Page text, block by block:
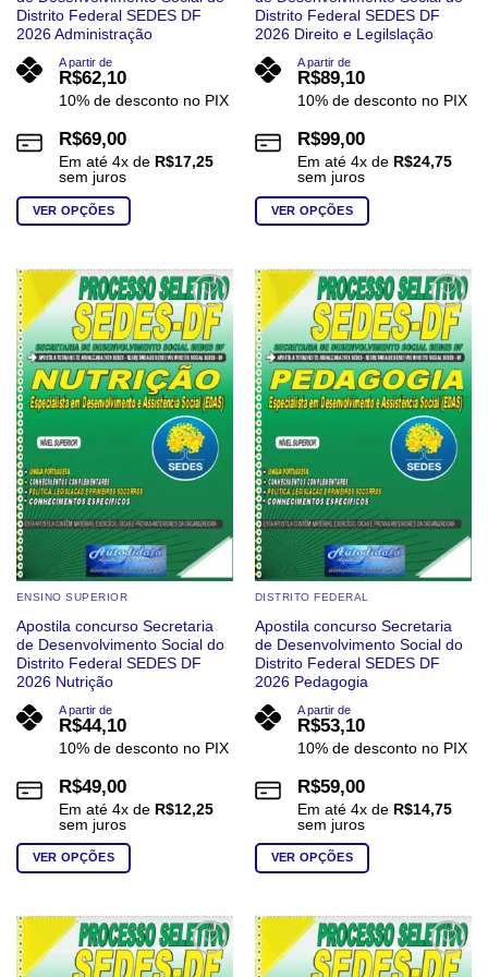
Distrito Federal SEDES DF
2026 Administração
A partir de
R$62,10
10% de desconto no PIX
R$69,00
Em até 4x de R$17,25
sem juros
VER OPÇÕES
tem
várias
variantes.
As
opções
podem
ser
escolhidas
na
página
do
produto
Distrito Federal SEDES DF
2026 Direito e Legilslação
A partir de
R$89,10
10% de desconto no PIX
R$99,00
Em até 4x de R$24,75
sem juros
VER OPÇÕES
tem
várias
variantes.
As
opções
podem
ser
escolhidas
na
página
do
produto
Add to
wishlist
ENSINO SUPERIOR
Apostila concurso Secretaria
de Desenvolvimento Social do
Distrito Federal SEDES DF
2026 Nutrição
A partir de
R$44,10
10% de desconto no PIX
R$49,00
Em até 4x de R$12,25
sem juros
VER OPÇÕES
tem
várias
Add to
wishlist
DISTRITO FEDERAL
Apostila concurso Secretaria
de Desenvolvimento Social do
Distrito Federal SEDES DF
2026 Pedagogia
A partir de
R$53,10
10% de desconto no PIX
R$59,00
Em até 4x de R$14,75
sem juros
VER OPÇÕES
tem
várias
Add to
wishlist
Add to
wishlist